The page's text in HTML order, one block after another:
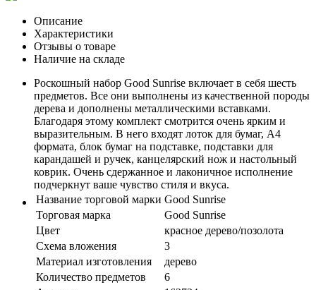
Описание
Характеристики
Отзывы о товаре
Наличие на складе
Роскошный набор Good Sunrise включает в себя шесть
предметов. Все они выполнены из качественной породы
дерева и дополнены металлическими вставками.
Благодаря этому комплект смотрится очень ярким и
выразительным. В него входят лоток для бумаг, А4
формата, блок бумаг на подставке, подставки для
карандашей и ручек, канцелярский нож и настольный
коврик. Очень сдержанное и лаконичное исполнение
подчеркнут ваше чувство стиля и вкуса.
Название торговой марки Good Sunrise
Торговая марка
Good Sunrise
Цвет
красное дерево/позолота
Схема вложения
3
Материал изготовления
дерево
Количество предметов
6